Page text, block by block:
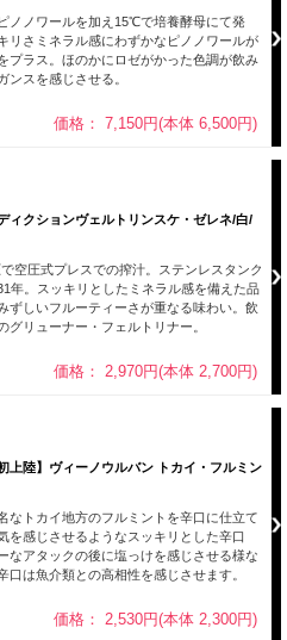
ノノワールを加え15℃で培養酵母にて発
リさミネラル感にわずかなピノノワールが
プラス。ほのかにロゼがかった色調が飲み
ンスを感じさせる。
価格： 7,150円(本体 6,500円)
ィクションヴェルトリンスケ・ゼレネ/白/
空圧式プレスでの搾汁。ステンレスタンク
年。スッキリとしたミネラル感を備えた品
ずしいフルーティーさが重なる味わい。飲
グリューナー・フェルトリナー。
価格： 2,970円(本体 2,700円)
上陸】ヴィーノウルバン トカイ・フルミン
なトカイ地方のフルミントを辛口に仕立て
を感じさせるようなスッキリとした辛口
なアタックの後に塩っけを感じさせる様な
口は魚介類との高相性を感じさせます。
価格： 2,530円(本体 2,300円)